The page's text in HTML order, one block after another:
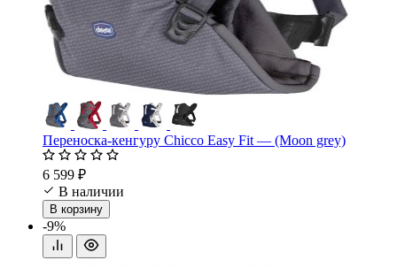
Переноска-кенгуру Chicco Easy Fit — (Moon grey)
6 599 ₽
В наличии
В корзину
-9%